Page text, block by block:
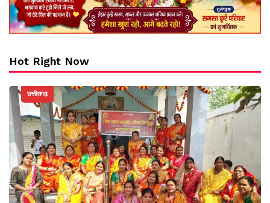
Hot Right Now
छत्तीसगढ़